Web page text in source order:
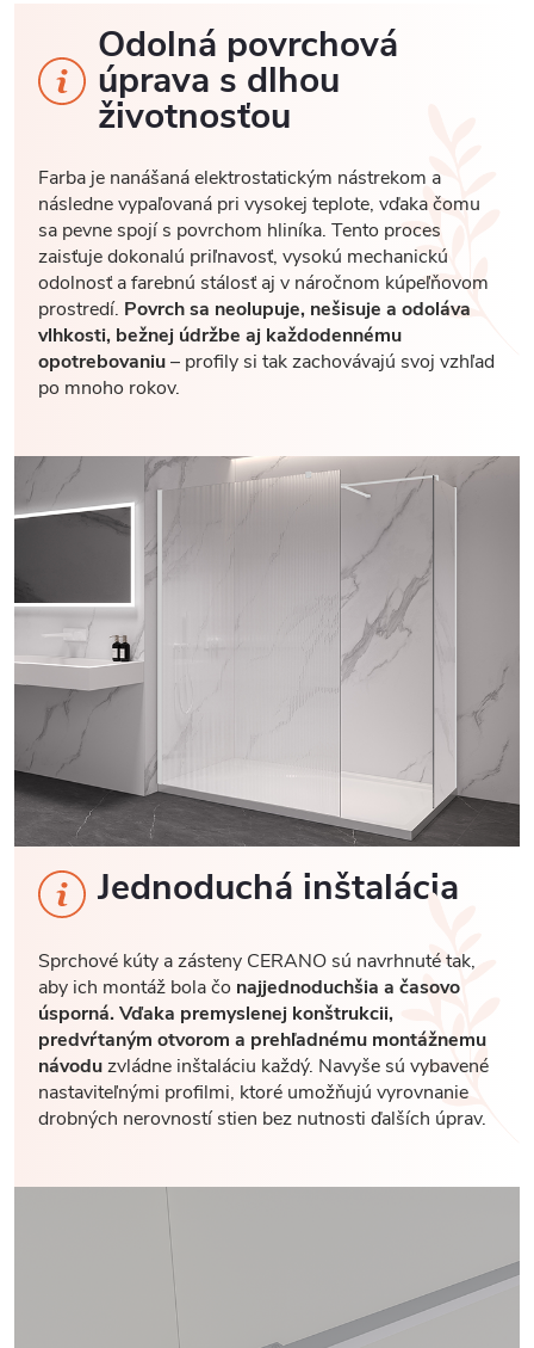
Odolná povrchová
úprava s dlhou
životnosťou
Farba je nanášaná elektrostatickým nástrekom a
následne vypaľovaná pri vysokej teplote, vďaka čomu
sa pevne spojí s povrchom hliníka. Tento proces
zaisťuje dokonalú priľnavosť, vysokú mechanickú
odolnosť a farebnú stálosť aj v náročnom kúpeľňovom
prostredí. Povrch sa neolupuje, nešisuje a odoláva
vlhkosti, bežnej údržbe aj každodennému
opotrebovaniu– profily si tak zachovávajú svoj vzhľad
po mnoho rokov.
Jednoduchá inštalácia
Sprchové kúty a zásteny CERANO sú navrhnuté tak,
aby ich montáž bola čo najjednoduchšia a časovo
úsporná. Vďaka premyslenej konštrukcii,
predvŕtaným otvorom a prehľadnému montážnemu
návoduzvládne inštaláciu každý. Navyše sú vybavené
nastaviteľnými profilmi, ktoré umožňujú vyrovnanie
drobných nerovností stien bez nutnosti ďalších úprav.